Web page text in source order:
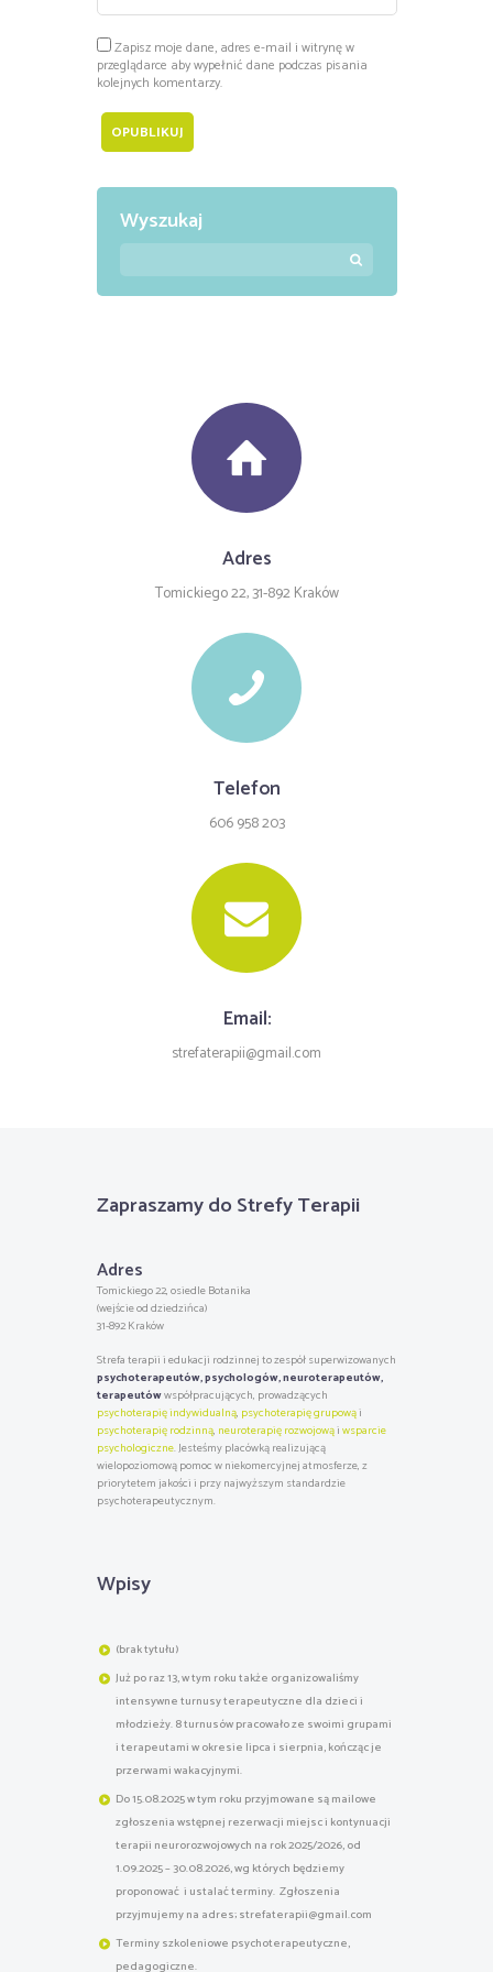
Zapisz moje dane, adres e-mail i witrynę w
przeglądarce aby wypełnić dane podczas pisania
kolejnych komentarzy.
Wyszukaj
Adres
Tomickiego 22, 31-892 Kraków
Telefon
606 958 203
Email:
strefaterapii@gmail.com
Zapraszamy do Strefy Terapii
Adres
Tomickiego 22, osiedle Botanika
(wejście od dziedzińca)
31-892 Kraków
Strefa terapii i edukacji rodzinnej to zespół superwizowanych
psychoterapeutów, psychologów, neuroterapeutów,
terapeutówwspółpracujących, prowadzących
psychoterapię indywidualną, psychoterapię grupowąi
psychoterapię rodzinną, neuroterapię rozwojowąiwsparcie
psychologiczne. Jesteśmy placówką realizującą
wielopoziomową pomoc w niekomercyjnej atmosferze, z
priorytetem jakości i przy najwyższym standardzie
psychoterapeutycznym.
Wpisy
(brak tytułu)
Już po raz 13, w tym roku także organizowaliśmy
intensywne turnusy terapeutyczne dla dzieci i
młodzieży. 8 turnusów pracowało ze swoimi grupami
i terapeutami w okresie lipca i sierpnia, kończąc je
przerwami wakacyjnymi.
Do 15.08.2025 w tym roku przyjmowane są mailowe
zgłoszenia wstępnej rezerwacji miejsc i kontynuacji
terapii neurorozwojowych na rok 2025/2026, od
1.09.2025 – 30.08.2026, wg których będziemy
proponować i ustalać terminy. Zgłoszenia
przyjmujemy na adres; strefaterapii@gmail.com
Terminy szkoleniowe psychoterapeutyczne,
pedagogiczne.